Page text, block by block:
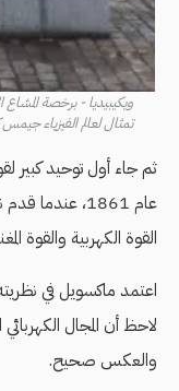
ويكيبيديا - برخصة المشاع
تمثال لعالم الفيزياء
ثم جاء أول توحيد كبير
عام 1861،
القوة الكهربية والقوة
اعتمد ماكسويل في
لاحظ أن المجال
والعكس صحيح.